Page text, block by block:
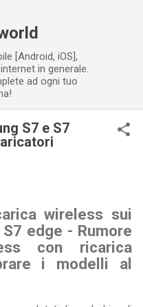
[Android, iOS],
in generale.
ad ogni tuo
S7 e S7
wireless sui
edge - Rumore
con ricarica
i modelli al